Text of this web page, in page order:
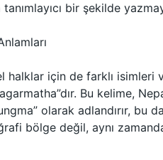
bir şekilde
halklar için de farklı isimleri
Bu kelime,
olarak adlandırır, bu
bölge değil, aynı